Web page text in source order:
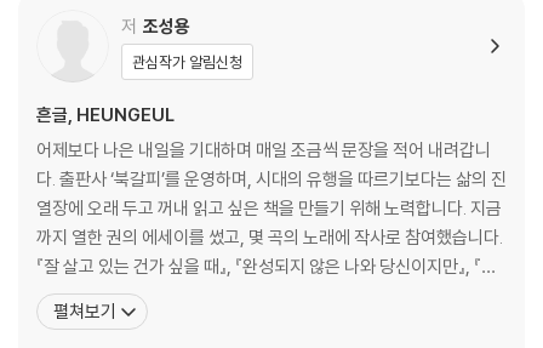
저 조성용
관심작가 알림신청
흔글, HEUNGEUL
어제보다 나은 내일을 기대하며 매일 조금씩 문장을 적어 내려갑니
다. 출판사 ‘북갈피’를 운영하며, 시대의 유행을 따르기보다는 삶의 진
열장에 오래 두고 꺼내 읽고 싶은 책을 만들기 위해 노력합니다. 지금
까지 열한 권의 에세이를 썼고, 몇 곡의 노래에 작사로 참여했습니다.
『잘 살고 있는 건가 싶을 때』, 『완성되지 않은 나와 당신이지만』, 『삶
에 지치고 사랑도 무너져갈 때』, 『내일이 두려운 오늘의 너에게』, 『타
인을 안아주듯 나를 안았다』 등을 썼습니다. ‘우리 오늘 만날까’ 이민
펼쳐보기